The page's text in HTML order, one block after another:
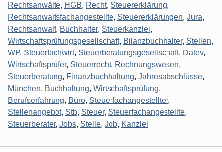
Rechtsanwälte, HGB, Recht, Steuererklärung,
Rechtsanwaltsfachangestellte, Steuererklärungen, Jura,
Rechtsanwalt, Buchhalter, Steuerkanzlei,
Wirtschaftsprüfungsgesellschaft, Bilanzbuchhalter, Stellen,
WP, Steuerfachwirt, Steuerberatungsgesellschaft, Datev,
Wirtschaftsprüfer, Steuerrecht, Rechnungswesen,
Steuerberatung, Finanzbuchhaltung, Jahresabschlüsse,
München, Buchhaltung, Wirtschaftsprüfung,
Berufserfahrung, Büro, Steuerfachangestellter,
Stellenangebot, Stb, Steuer, Steuerfachangestellte,
Steuerberater, Jobs, Stelle, Job, Kanzlei